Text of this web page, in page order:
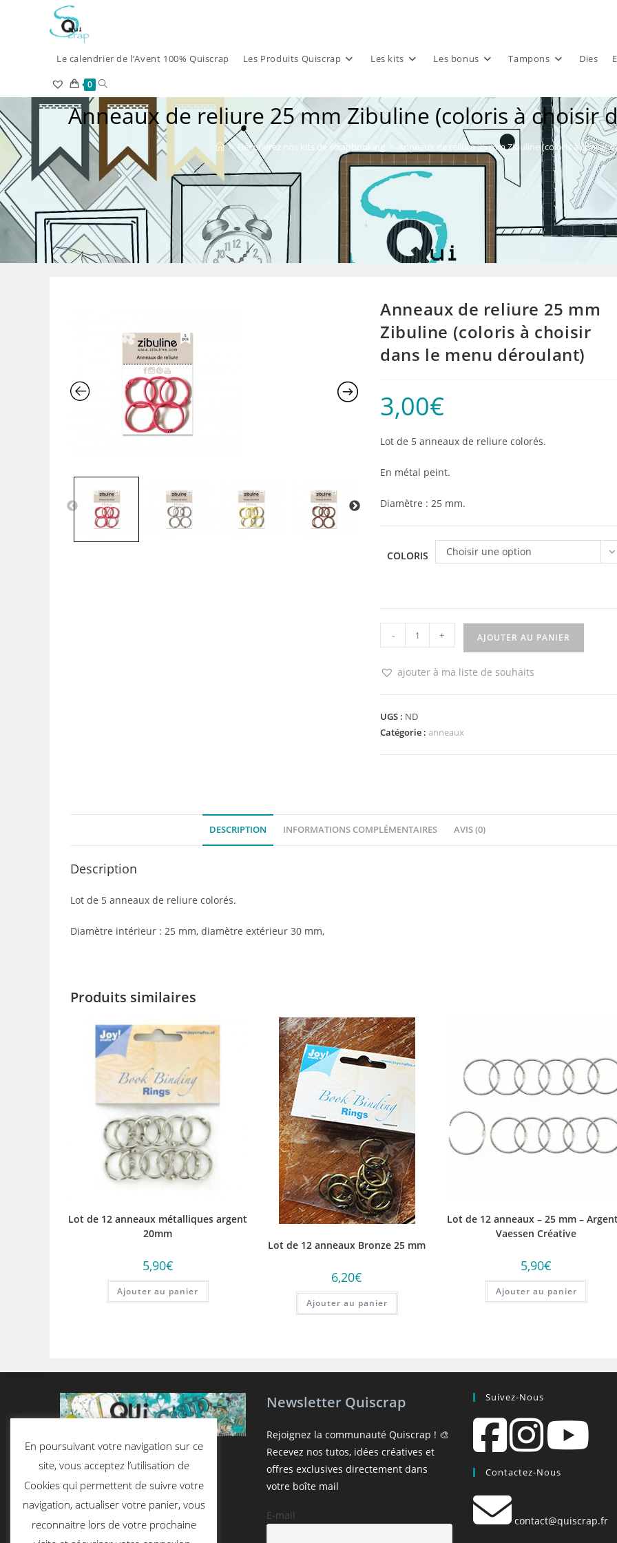
Le calendrier de l’Avent 100% Quiscrap Les Produits Quiscrap Les kits Les bonus Tampons Dies
0 Toggle
website
search
Anneaux de reliure 25 mm Zibuline (coloris à choisir
> Découvrez nos kits de scrapbooking Anneaux de reliure 25 mm Zibuline (coloris à choisir
Anneaux de reliure 25 mm
Zibuline (coloris à choisir
dans le menu déroulant)
3,00€
Lot de 5 anneaux de reliure colorés.
En métal peint.
Diamètre : 25 mm.
COLORIS Choisir une option
quantité
de
Anneaux
25
mm
le
- + AJOUTER AU PANIER
ajouter à ma liste de souhaits
UGS : ND
Catégorie :anneaux
DESCRIPTION INFORMATIONS COMPLÉMENTAIRES AVIS (0)
Description
Lot de 5 anneaux de reliure colorés.
Diamètre intérieur : 25 mm, diamètre extérieur 30 mm,
Produits similaires
Lot de 12 anneaux métalliques argent
20mm
5,90€
Ajouter au panier
Lot de 12 anneaux Bronze 25 mm
6,20€
Ajouter au panier
Lot de 12 anneaux – 25 mm –
Vaessen Créative
5,90€
Ajouter au panier
Newsletter Quiscrap
Rejoignez la communauté Quiscrap ! 🎨
Recevez nos tutos, idées créatives et
offres exclusives directement dans
votre boîte mail
E-mail
Suivez-Nous
Contactez-Nous
contact@quiscrap.fr
En poursuivant votre navigation sur ce
site, vous acceptez l’utilisation de
Cookies qui permettent de suivre votre
navigation, actualiser votre panier, vous
reconnaitre lors de votre prochaine